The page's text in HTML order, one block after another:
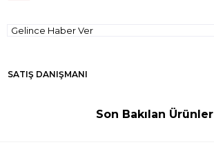
Gelince Haber Ver
SATIŞ DANIŞMANI
Son Bakılan Ürünler